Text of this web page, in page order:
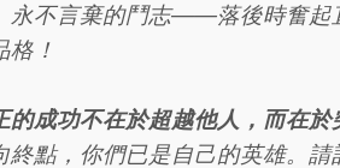
永不言棄的鬥志——落後時奮
格！
的成功不在於超越他人，而在於
點，你們已是自己的英雄。請